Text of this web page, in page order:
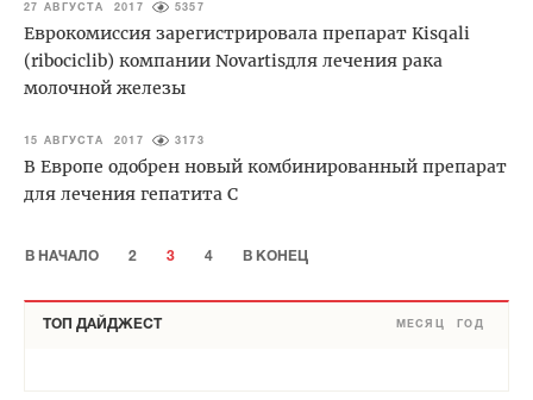
27 АВГУСТА 2017 5357
Еврокомиссия зарегистрировала препарат Kisqali
(ribociclib) компании Novartisдля лечения рака
молочной железы
15 АВГУСТА 2017 3173
В Европе одобрен новый комбинированный препарат
для лечения гепатита С
В НАЧАЛО 2 3 4 В КОНЕЦ
ТОП ДАЙДЖЕСТ МЕСЯЦ ГОД